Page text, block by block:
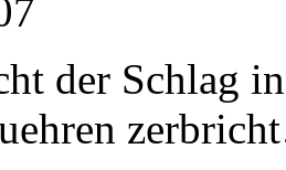
der Schlag